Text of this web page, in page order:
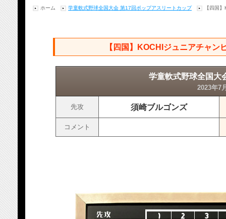
ホーム 学童軟式野球全国大会 第17回ポップアスリートカップ 【四国
【四国】KOCHIジュニアチャ
学童軟式野球全国大
2023年7
先攻 須崎ブルゴンズ
コメント